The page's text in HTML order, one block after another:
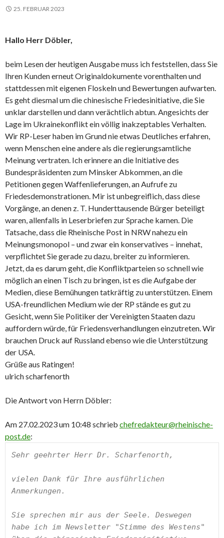
25. FEBRUAR 2023
Hallo Herr Döbler,
beim Lesen der heutigen Ausgabe muss ich feststellen, dass Sie
Ihren Kunden erneut Originaldokumente vorenthalten und
stattdessen mit eigenen Floskeln und Bewertungen aufwarten.
Es geht diesmal um die chinesische Friedesinitiative, die Sie
unklar darstellen und dann verächtlich abtun. Angesichts der
Lage im Ukrainekonflikt ein völlig inakzeptables Verhalten.
Wir RP-Leser haben im Grund nie etwas Deutliches erfahren,
wenn Menschen eine andere als die regierungsamtliche
Meinung vertraten. Ich erinnere an die Initiative des
Bundespräsidenten zum Minsker Abkommen, an die
Petitionen gegen Waffenlieferungen, an Aufrufe zu
Friedesdemonstrationen. Mir ist unbegreiflich, dass diese
Vorgänge, an denen z. T. Hunderttausende Bürger beteiligt
waren, allenfalls in Leserbriefen zur Sprache kamen. Die
Tatsache, dass die Rheinische Post in NRW nahezu ein
Meinungsmonopol – und zwar ein konservatives – innehat,
verpflichtet Sie gerade zu dazu, breiter zu informieren.
Jetzt, da es darum geht, die Konfliktparteien so schnell wie
möglich an einen Tisch zu bringen, ist es die Aufgabe der
Medien, diese Bemühungen tatkräftig zu unterstützen. Einem
USA-freundlichen Medium wie der RP stände es gut zu
Gesicht, wenn Sie Politiker der Vereinigten Staaten dazu
auffordern würde, für Friedensverhandlungen einzutreten. Wir
brauchen Druck auf Russland ebenso wie die Unterstützung
der USA.
Grüße aus Ratingen!
ulrich scharfenorth
Die Antwort von Herrn Döbler:
Am 27.02.2023 um 10:48 schrieb chefredakteur@rheinische-
post.de:
Sehr geehrter Herr Dr. Scharfenorth,
vielen Dank für Ihre ausführlichen
Anmerkungen.
Sie sprechen mir aus der Seele. Deswegen
habe ich im Newsletter "Stimme des Westens"